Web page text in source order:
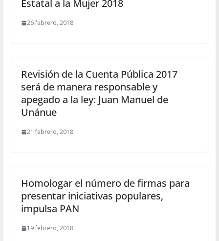
Estatal a la Mujer 2018
26 febrero, 2018
Revisión de la Cuenta Pública 2017
será de manera responsable y
apegado a la ley: Juan Manuel de
Unánue
21 febrero, 2018
Homologar el número de firmas para
presentar iniciativas populares,
impulsa PAN
19 febrero, 2018